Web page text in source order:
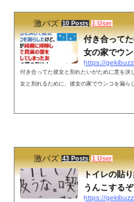
激バズ 10 Posts 1 User
付き合って
女の家でウ
https://
付き合ってた彼女と別れたいがために意を決
女と別れるために、彼女の家でウンコを漏ら
激バズ 43 Posts 1 User
トイレの貼
うんこするぞ
https://